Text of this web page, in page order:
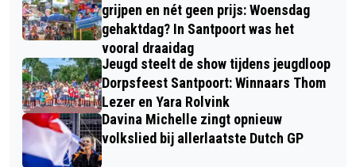
grijpen en nét geen prijs: Woensdag
gehaktdag? In Santpoort was het
vooral draaidag
Jeugd steelt de show tijdens jeugdloop
Dorpsfeest Santpoort: Winnaars Thom
Lezer en Yara Rolvink
Davina Michelle zingt opnieuw
volkslied bij allerlaatste Dutch GP